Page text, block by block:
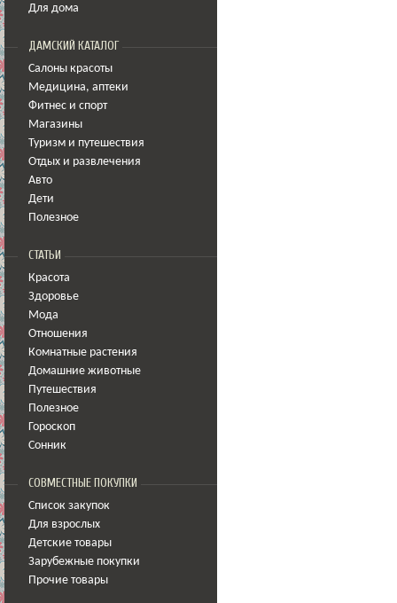
Для дома
ДАМСКИЙ КАТАЛОГ
Салоны красоты
Медицина, аптеки
Фитнес и спорт
Магазины
Туризм и путешествия
Отдых и развлечения
Авто
Дети
Полезное
СТАТЬИ
Красота
Здоровье
Мода
Отношения
Комнатные растения
Домашние животные
Путешествия
Полезное
Гороскоп
Сонник
СОВМЕСТНЫЕ ПОКУПКИ
Список закупок
Для взрослых
Детские товары
Зарубежные покупки
Прочие товары